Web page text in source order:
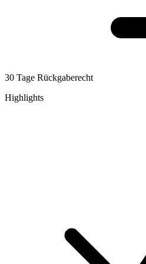
30 Tage Rückgaberecht
Highlights